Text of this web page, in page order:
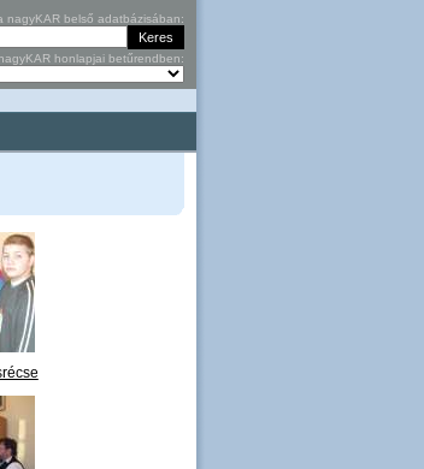
nagyKAR belső adatbázisában:
honlapjai betűrendben: